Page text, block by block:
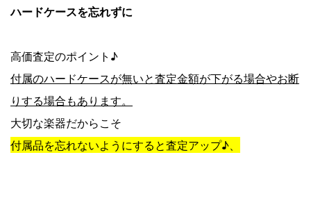
ハードケースを忘れずに
高価査定のポイント♪
付属のハードケースが無いと査定金額が下がる場合やお断
りする場合もあります。
大切な楽器だからこそ
付属品を忘れないようにすると査定アップ♪、